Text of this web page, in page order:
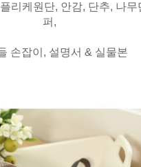
리케원단, 안감, 단추, 나무
퍼,
손잡이, 설명서 & 실물본